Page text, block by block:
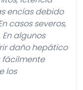
encías debido
casos severos,
algunos
daño hepático
fácilmente
los